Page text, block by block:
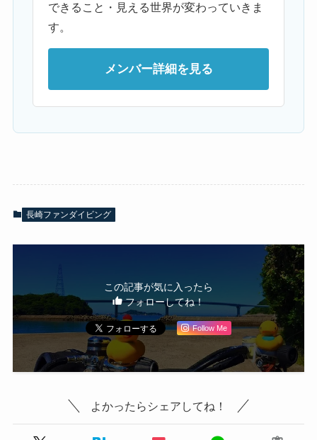
できること・見える世界が変わっていきま
す。
メンバー詳細を見る
長崎ファンダイビング
この記事が気に入ったら
フォローしてね！
Follow Me
よかったらシェアしてね！